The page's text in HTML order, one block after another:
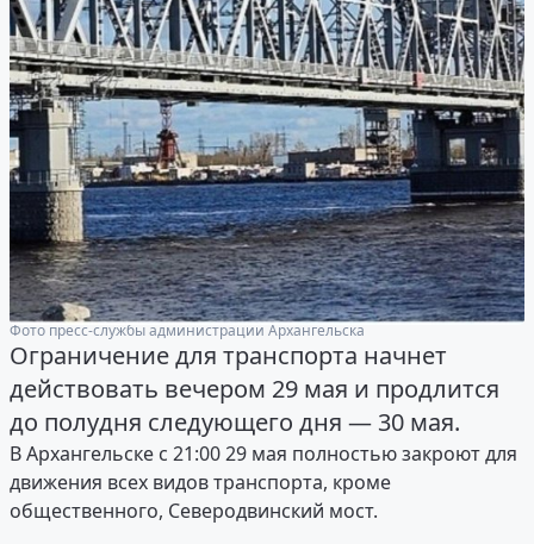
Фото пресс-службы администрации Архангельска
Ограничение для транспорта начнет
действовать вечером 29 мая и продлится
до полудня следующего дня — 30 мая.
В Архангельске с 21:00 29 мая полностью закроют для
движения всех видов транспорта, кроме
общественного, Северодвинский мост.